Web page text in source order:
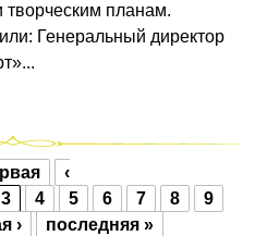
планам.
Генеральный директор
‹
3 4 5 6 7 8
9
›
последняя »